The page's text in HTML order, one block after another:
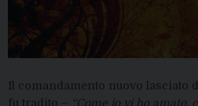
Il comandamento nuovo lasciato
fu tradito –
“Come io vi ho amato,